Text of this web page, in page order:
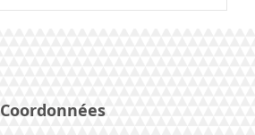
Coordonnées